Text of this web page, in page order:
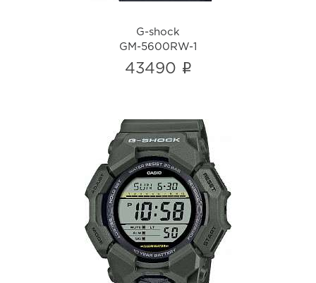
G-shock
GM-5600RW-1
43490 i
G-shock
GD-010-3
i